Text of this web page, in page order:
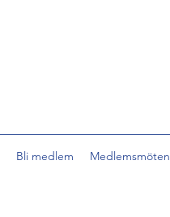
Bli medlem Medlemsmöten